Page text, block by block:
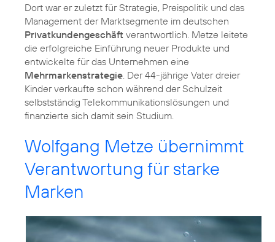
Dort war er zuletzt für Strategie, Preispolitik und das
Management der Marktsegmente im deutschen
Privatkundengeschäft verantwortlich. Metze leitete
die erfolgreiche Einführung neuer Produkte und
entwickelte für das Unternehmen eine
Mehrmarkenstrategie . Der 44-jährige Vater dreier
Kinder verkaufte schon während der Schulzeit
selbstständig Telekommunikationslösungen und
finanzierte sich damit sein Studium.
Wolfgang Metze übernimmt
Verantwortung für starke
Marken